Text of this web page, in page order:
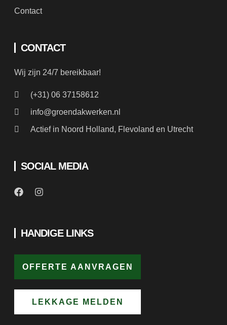
Contact
CONTACT
Wij zijn 24/7 bereikbaar!
(+31) 06 37158612
info@groendakwerken.nl
Actief in Noord Holland, Flevoland en Utrecht
SOCIAL MEDIA
HANDIGE LINKS
OFFERTE AANVRAGEN
LEKKAGE MELDEN